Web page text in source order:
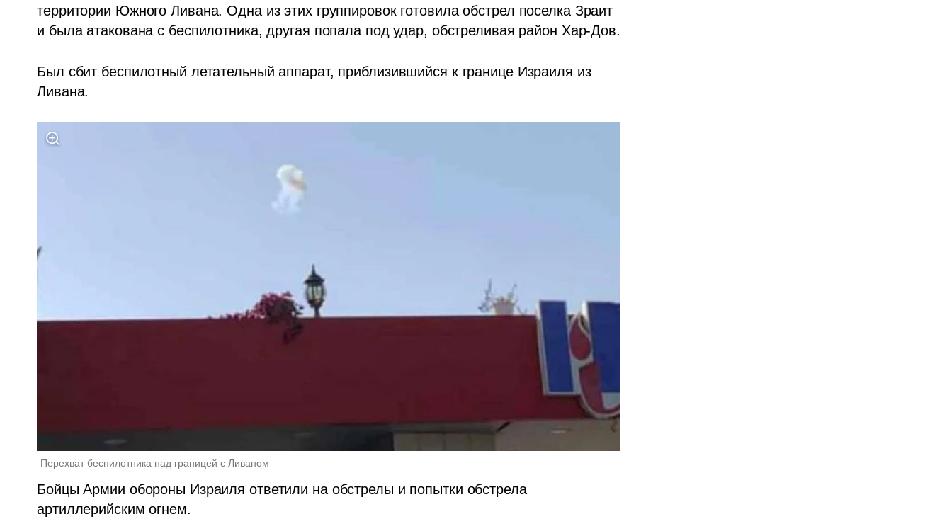
территории Южного Ливана. Одна из этих группировок готовила обстрел поселка Зраит
и была атакована с беспилотника, другая попала под удар, обстреливая район Хар-Дов.
Был сбит беспилотный летательный аппарат, приблизившийся к границе Израиля из
Ливана.
Перехват беспилотника над границей с Ливаном
Бойцы Армии обороны Израиля ответили на обстрелы и попытки обстрела
артиллерийским огнем.